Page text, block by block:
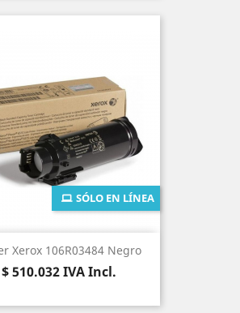
Xerox 106R03484 Negro
Precio
$ 510.032IVA Incl.
SÓLO EN LÍNEA